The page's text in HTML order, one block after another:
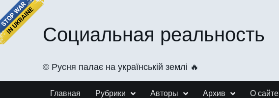
Социальная реальность
©️ Русня палає на українській землі 🔥
Главная Рубрики Авторы Архив О сайте